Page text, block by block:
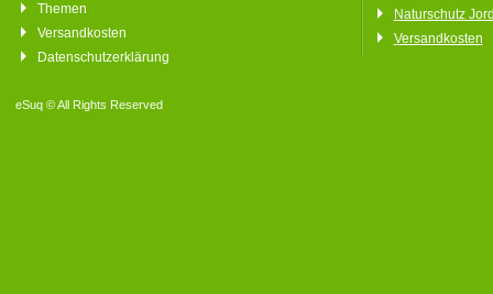
Themen
Versandkosten
Datenschutzerklärung
Naturschutz
Versandkosten
eSuq © All Rights Reserved